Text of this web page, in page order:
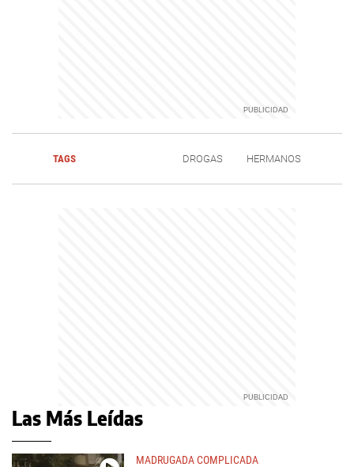
TAGS DROGAS HERMANOS
Las Más Leídas
MADRUGADA COMPLICADA